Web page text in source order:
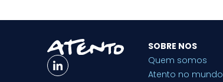
SOBRE NOS
Quem somos
Atento no mundo